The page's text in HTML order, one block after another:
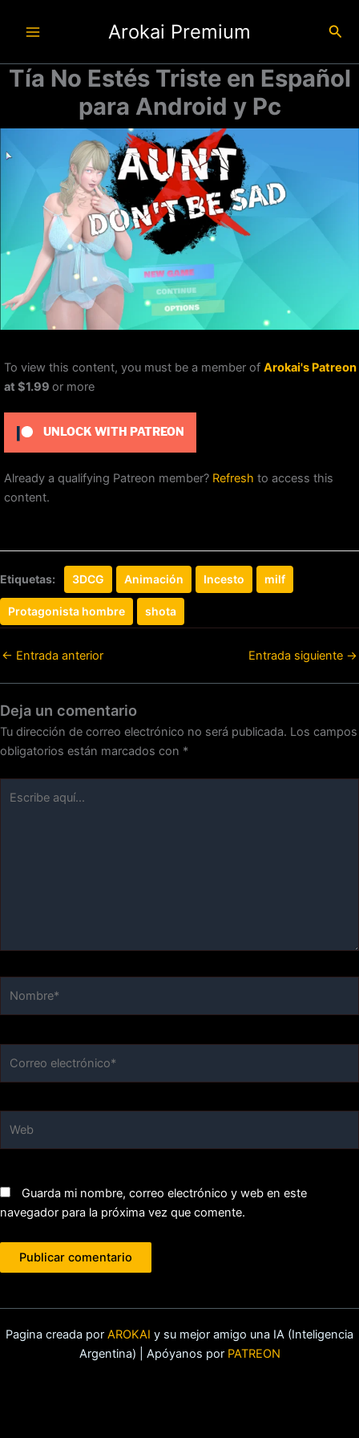
Arokai Premium
Tía No Estés Triste en Español
para Android y Pc
To view this content, you must be a member of Arokai's Patreon
at $1.99 or more
UNLOCK WITH PATREON
Already a qualifying Patreon member? Refresh to access this
content.
Etiquetas: 3DCG Animación Incesto milf
Protagonista hombre shota
← Entrada anterior Entrada siguiente →
Deja un comentario
Tu dirección de correo electrónico no será publicada. Los campos
obligatorios están marcados con *
aquí...
electrónico*
Guarda mi nombre, correo electrónico y web en este
navegador para la próxima vez que comente.
Pagina creada por AROKAI y su mejor amigo una IA (Inteligencia
Argentina) | Apóyanos por PATREON